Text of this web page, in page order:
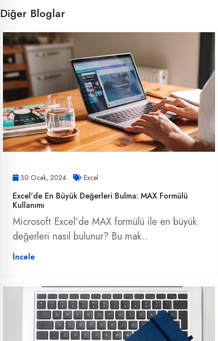
Diğer Bloglar
30 Ocak, 2024 Excel
Excel'de En Büyük Değerleri Bulma: MAX Formülü
Kullanımı
Microsoft Excel'de MAX formülü ile en büyük
değerleri nasıl bulunur? Bu mak..
İncele